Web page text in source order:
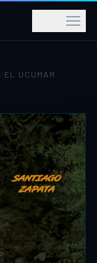
EL UCUMAR